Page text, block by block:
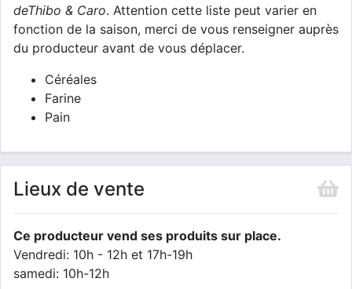
deThibo & Caro. Attention cette liste peut varier en
fonction de la saison, merci de vous renseigner auprès
du producteur avant de vous déplacer.
Céréales
Farine
Pain
Lieux de vente
Ce producteur vend ses produits sur place.
Vendredi: 10h - 12h et 17h-19h
samedi: 10h-12h